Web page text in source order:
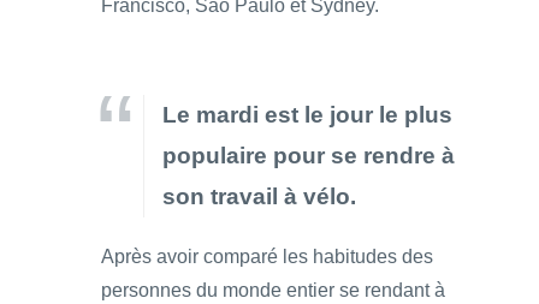
Francisco, Sao Paulo et Sydney.
Le mardi est le jour le plus
populaire pour se rendre à
son travail à vélo.
Après avoir comparé les habitudes des
personnes du monde entier se rendant à